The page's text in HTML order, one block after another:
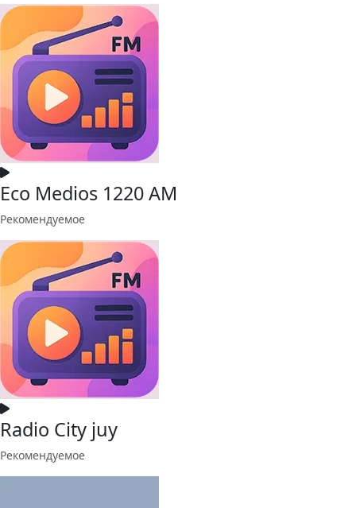
Eco Medios 1220 AM
Рекомендуемое
Radio City juy
Рекомендуемое